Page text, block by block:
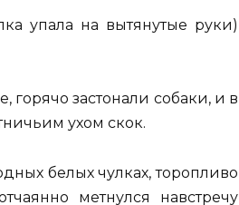
упала на вытянутые руки)
застонали собаки, и в
ухом скок.
белых чулках, торопливо
метнулся навстречу